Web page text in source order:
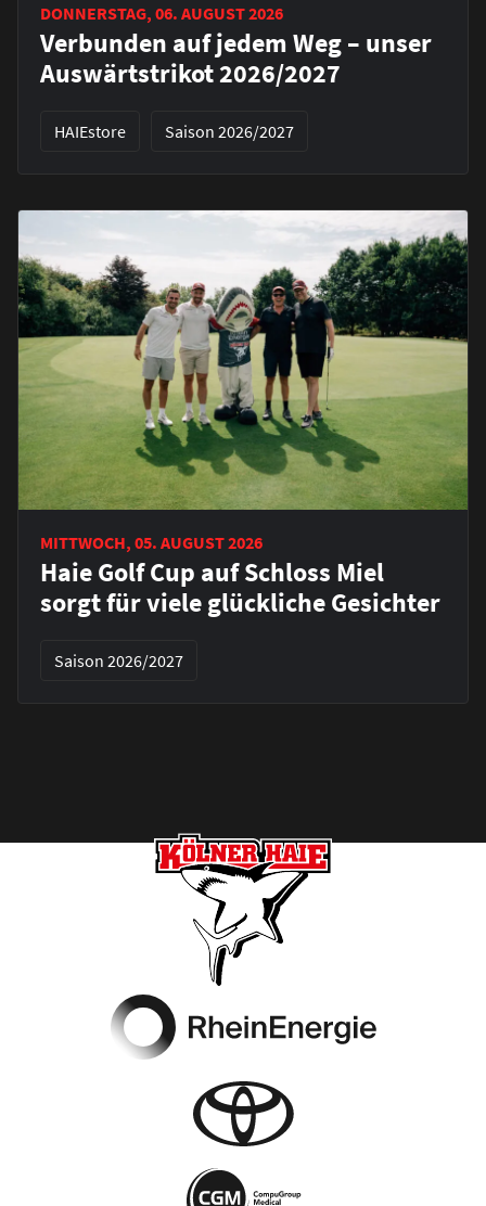
DONNERSTAG, 06. AUGUST 2026
Verbunden auf jedem Weg – unser
Auswärtstrikot 2026/2027
HAIEstore Saison 2026/2027
MITTWOCH, 05. AUGUST 2026
Haie Golf Cup auf Schloss Miel
sorgt für viele glückliche Gesichter
Saison 2026/2027